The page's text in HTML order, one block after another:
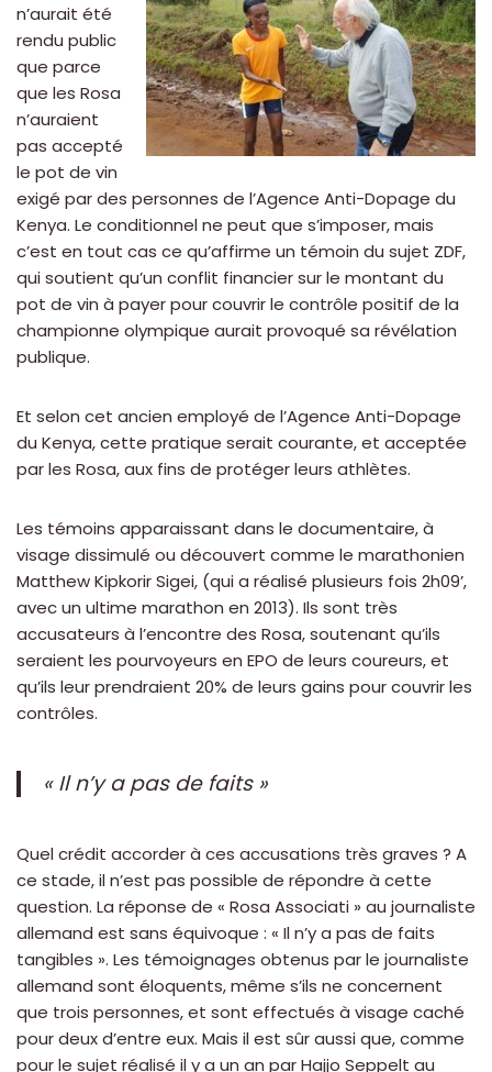
n’aurait été
rendu public
que parce
que les Rosa
n’auraient
pas accepté
le pot de vin
exigé par des personnes de l’Agence Anti-Dopage du
Kenya. Le conditionnel ne peut que s’imposer, mais
c’est en tout cas ce qu’affirme un témoin du sujet ZDF,
qui soutient qu’un conflit financier sur le montant du
pot de vin à payer pour couvrir le contrôle positif de la
championne olympique aurait provoqué sa révélation
publique.
Et selon cet ancien employé de l’Agence Anti-Dopage
du Kenya, cette pratique serait courante, et acceptée
par les Rosa, aux fins de protéger leurs athlètes.
Les témoins apparaissant dans le documentaire, à
visage dissimulé ou découvert comme le marathonien
Matthew Kipkorir Sigei, (qui a réalisé plusieurs fois 2h09’,
avec un ultime marathon en 2013). Ils sont très
accusateurs à l’encontre des Rosa, soutenant qu’ils
seraient les pourvoyeurs en EPO de leurs coureurs, et
qu’ils leur prendraient 20% de leurs gains pour couvrir les
contrôles.
« Il n’y a pas de faits »
Quel crédit accorder à ces accusations très graves ? A
ce stade, il n’est pas possible de répondre à cette
question. La réponse de « Rosa Associati » au journaliste
allemand est sans équivoque : « Il n’y a pas de faits
tangibles ». Les témoignages obtenus par le journaliste
allemand sont éloquents, même s’ils ne concernent
que trois personnes, et sont effectués à visage caché
pour deux d’entre eux. Mais il est sûr aussi que, comme
pour le sujet réalisé il y a un an par Hajjo Seppelt au